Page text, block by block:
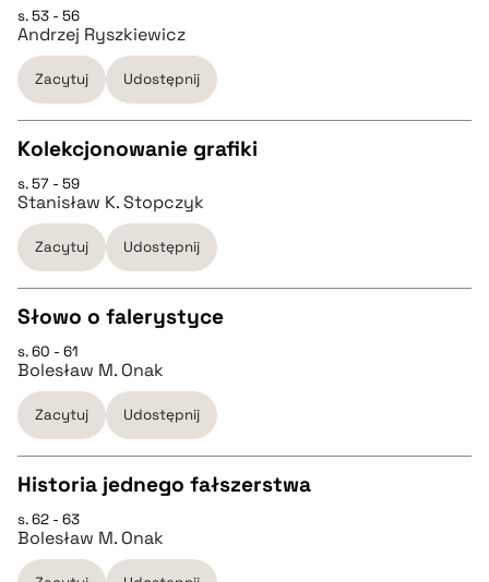
BIBTEX
pobierz cytat
s. 53 - 56
Andrzej Ryszkiewicz
Zacytuj Udostępnij
CZYSTY TEKST
pobierz cytat
BIBTEX
pobierz cytat
Kolekcjonowanie grafiki
s. 57 - 59
Stanisław K. Stopczyk
Zacytuj Udostępnij
CZYSTY TEKST
pobierz cytat
BIBTEX
pobierz cytat
Słowo o falerystyce
s. 60 - 61
Bolesław M. Onak
Zacytuj Udostępnij
CZYSTY TEKST
Historia jednego fałszerstwa
s. 62 - 63
Bolesław M. Onak